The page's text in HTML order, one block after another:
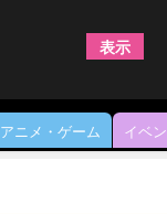
アニメ・ゲーム イベ
表示